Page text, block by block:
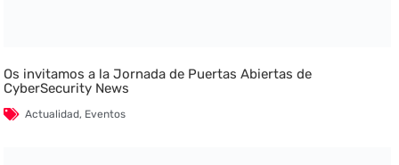
Os invitamos a la Jornada de Puertas Abiertas de
CyberSecurity News
Actualidad, Eventos